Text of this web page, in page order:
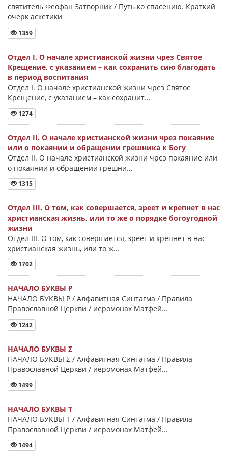
святитель Феофан Затворник / Путь ко спасению. Краткий
очерк аскетики
1359
Отдел I. О начале христианской жизни чрез Святое
Крещение, с указанием – как сохранить сию благодать
в период воспитания
Отдел I. О начале христианской жизни чрез Святое
Крещение, с указанием – как сохранит...
1274
Отдел II. О начале христианской жизни чрез покаяние
или о покаянии и обращении грешника к Богу
Отдел II. О начале христианской жизни чрез покаяние или
о покаянии и обращении грешни...
1315
Отдел III. О том, как совершается, зреет и крепнет в нас
христианская жизнь, или то же о порядке богоугодной
жизни
Отдел III. О том, как совершается, зреет и крепнет в нас
христианская жизнь, или то ж...
1702
НАЧАЛО БУКВЫ Ρ
НАЧАЛО БУКВЫ Ρ / Алфавитная Синтагма / Правила
Православной Церкви / иеромонах Матфей...
1242
НАЧАЛО БУКВЫ Σ
НАЧАЛО БУКВЫ Σ / Алфавитная Синтагма / Правила
Православной Церкви / иеромонах Матфей...
1499
НАЧАЛО БУКВЫ Τ
НАЧАЛО БУКВЫ Τ / Алфавитная Синтагма / Правила
Православной Церкви / иеромонах Матфей...
1494